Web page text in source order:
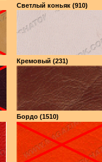
Светлый коньяк (910)
Кремовый (231)
Бордо (1510)